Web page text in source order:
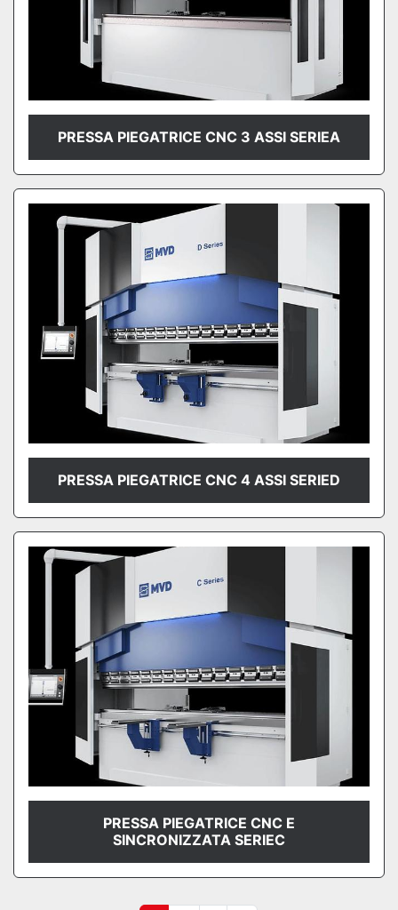
PRESSA PIEGATRICE CNC 3 ASSI SERIEA
PRESSA PIEGATRICE CNC 4 ASSI SERIED
PRESSA PIEGATRICE CNC E
SINCRONIZZATA SERIEC